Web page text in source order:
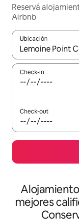
Reservá
Airbnb
Ubicación
Cuando los
Check-in
Check-out
mejores